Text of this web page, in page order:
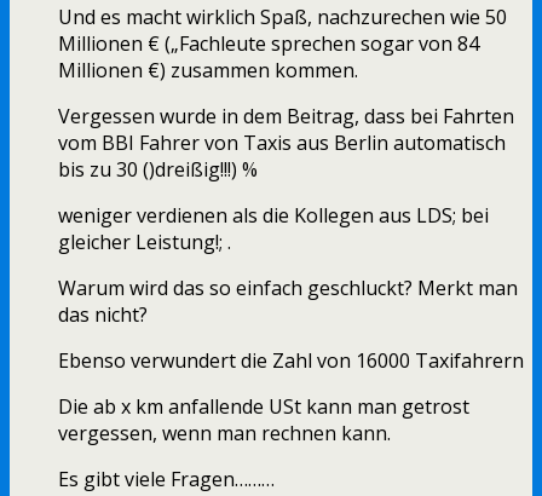
Und es macht wirklich Spaß, nachzurechen wie 50
Millionen € („Fachleute sprechen sogar von 84
Millionen €) zusammen kommen.
Vergessen wurde in dem Beitrag, dass bei Fahrten
vom BBI Fahrer von Taxis aus Berlin automatisch
bis zu 30 ()dreißig!!!) %
weniger verdienen als die Kollegen aus LDS; bei
gleicher Leistung!; .
Warum wird das so einfach geschluckt? Merkt man
das nicht?
Ebenso verwundert die Zahl von 16000 Taxifahrern
Die ab x km anfallende USt kann man getrost
vergessen, wenn man rechnen kann.
Es gibt viele Fragen………